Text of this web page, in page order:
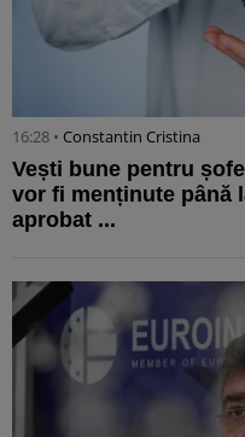
16:28 • Constantin Cristina
Vești bune pentru
vor fi menținute până
aprobat ...